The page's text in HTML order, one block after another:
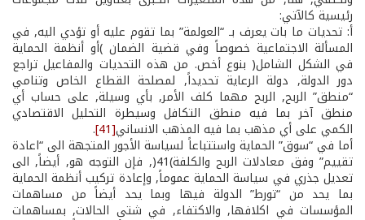
رئيسية كالآتي:
أ: تحديات ما بات يعرف بـ “العولمة” بما تقوم عليه أو تؤدي اليه, في
المسألة الاجتماعية خصوصاً وفي قضية الضمان )أو أنظمة الحماية
في الشكل الشامل( بنوع أخص. من هذه التحديات والمفاعيل تراجع
دور الدولة, دولة الرعاية تحديداً, لمصلحة القطاع الخاص وتنامي
“منطق” الربح, الربح مهما كلف الأمر, بأي وسيلة, على حساب أي
منطق آخر بما فيه منطق التكافل وسيطرة التحليل الاقتصادي
الكمي على أي مذهب بما فيه المذهب الانساني[41]
.
أما في “سوق” الحماية واستتباعاً لسياسة الأجور المتجهة الى “اعادة
تقييم” وفق معادلات الربح والكلفة)41(, فإن التوجه هو, أيضاً, الى
تعديل جذري في سياسة الحماية عموماً, وإعادة تركيب أنظمة الحماية
بما يحد من “تورط” الدولة فيها وبما يحد أيضاً من مساهمات
المؤسسات في اكلافها, والاكتفاء, في شتى الحالات, بمساهمات